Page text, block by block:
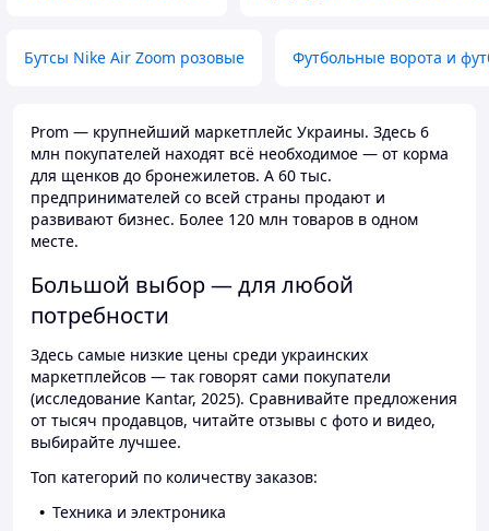
Бутсы Nike Air Zoom розовые Футбольные ворота и
Prom — крупнейший маркетплейс Украины. Здесь 6
млн покупателей находят всё необходимое — от корма
для щенков до бронежилетов. А 60 тыс.
предпринимателей со всей страны продают и
развивают бизнес. Более 120 млн товаров в одном
месте.
Большой выбор — для любой
потребности
Здесь самые низкие цены среди украинских
маркетплейсов — так говорят сами покупатели
(исследование Kantar, 2025). Сравнивайте предложения
от тысяч продавцов, читайте отзывы с фото и видео,
выбирайте лучшее.
Топ категорий по количеству заказов:
Техника и электроника